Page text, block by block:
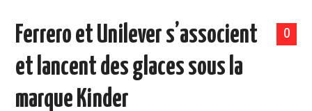
0
Ferrero et Unilever s’associent
et lancent des glaces sous la
marque Kinder